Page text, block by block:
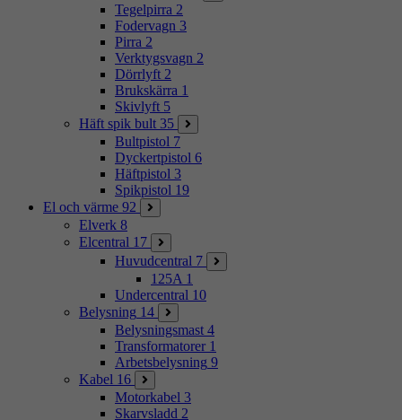
Tegelpirra 2
Fodervagn 3
Pirra 2
Verktygsvagn 2
Dörrlyft 2
Brukskärra 1
Skivlyft 5
Häft spik bult 35
Bultpistol 7
Dyckertpistol 6
Häftpistol 3
Spikpistol 19
El och värme 92
Elverk 8
Elcentral 17
Huvudcentral 7
125A 1
Undercentral 10
Belysning 14
Belysningsmast 4
Transformatorer 1
Arbetsbelysning 9
Kabel 16
Motorkabel 3
Skarvsladd 2